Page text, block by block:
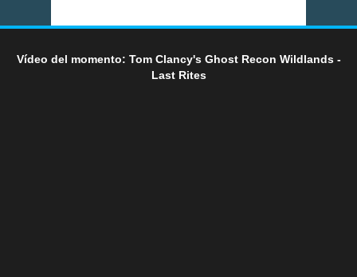
Vídeo del momento: Tom Clancy's Ghost Recon Wildlands -
Last Rites